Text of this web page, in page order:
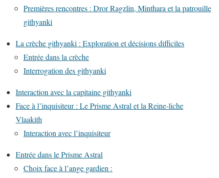
Premières rencontres : Dror Ragzlin, Minthara et la patrouille
githyanki
La crèche githyanki : Exploration et décisions difficiles
Entrée dans la crèche
Interrogation des githyanki
Interaction avec la capitaine githyanki
Face à l’inquisiteur : Le Prisme Astral et la Reine-liche
Vlaakith
Interaction avec l’inquisiteur
Entrée dans le Prisme Astral
Choix face à l’ange gardien :